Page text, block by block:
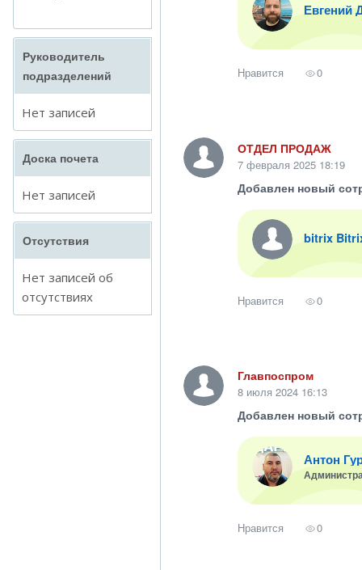
Руководитель
подразделений
Нет записей
Доска почета
Нет записей
Отсутствия
Нет записей об
отсутствиях
Евгений
Нравится 0
ОТДЕЛ ПРОДАЖ
7 февраля 2025 18:19
Добавлен новый
bitrix
Нравится 0
Главпоспром
8 июля 2024 16:13
Добавлен новый
Антон
Нравится 0